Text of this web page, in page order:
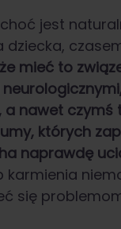
jest
dziecka,
mieć to
a nawet czymś
których
naprawdę
się